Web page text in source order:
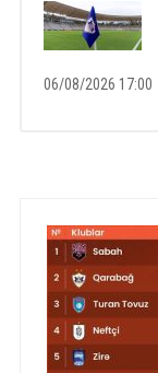
06/08/2026 17:00